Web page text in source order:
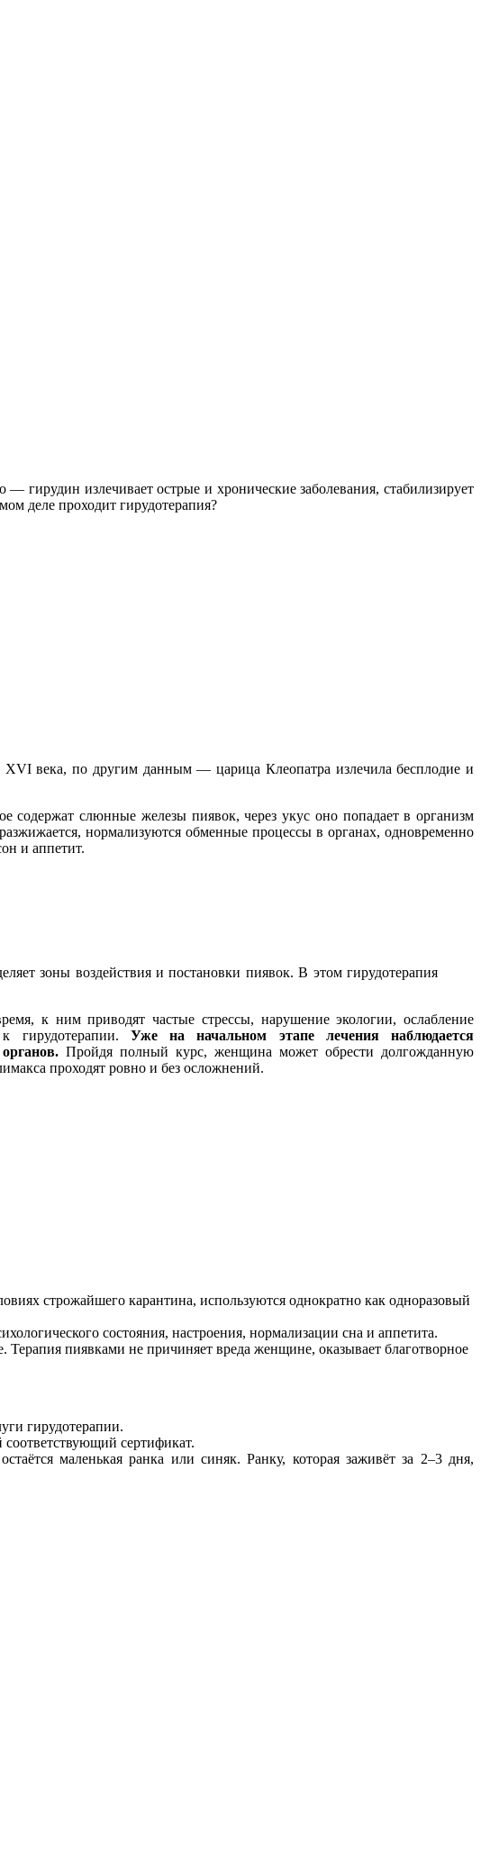
гирудин излечивает острые и хронические заболевания, стабилизирует
деле проходит гирудотерапия?
века, по другим данным — царица Клеопатра излечила бесплодие и
содержат слюнные железы пиявок, через укус оно попадает в организм
нормализуются обменные процессы в органах, одновременно
и аппетит.
зоны воздействия и постановки пиявок. В этом гирудотерапия
к ним приводят частые стрессы, нарушение экологии, ослабление
гирудотерапии. Уже на начальном этапе лечения наблюдается
Пройдя полный курс, женщина может обрести долгожданную
проходят ровно и без осложнений.
строжайшего карантина, используются однократно как одноразовый
состояния, настроения, нормализации сна и аппетита.
пиявками не причиняет вреда женщине, оказывает благотворное
гирудотерапии.
сертификат.
маленькая ранка или синяк. Ранку, которая заживёт за 2–3 дня,